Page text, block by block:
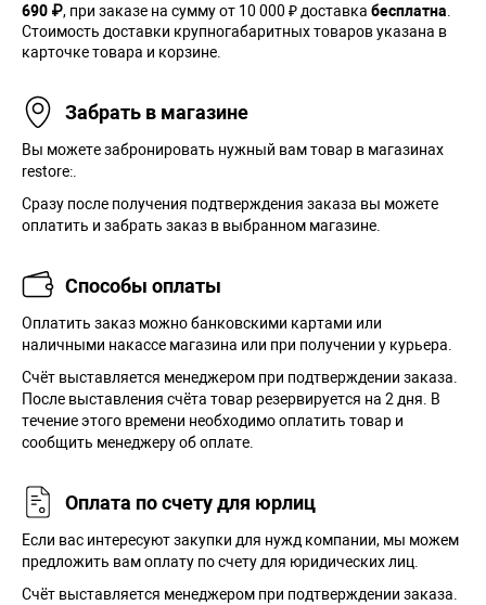
690 ₽, при заказе на сумму от 10 000 ₽ доставка бесплатна
Стоимость доставки крупногабаритных товаров указана в
карточке товара и корзине.
Забрать в магазине
Вы можете забронировать нужный вам товар в магазинах
restore:.
Сразу после получения подтверждения заказа вы можете
оплатить и забрать заказ в выбранном магазине.
Способы оплаты
Оплатить заказ можно банковскими картами или
наличными накассе магазина или при получении у курьера.
Cчёт выставляется менеджером при подтверждении заказа.
После выставления счёта товар резервируется на 2 дня. В
течение этого времени необходимо оплатить товар и
сообщить менеджеру об оплате.
Оплата по счету для юрлиц
Если вас интересуют закупки для нужд компании, мы можем
предложить вам оплату по счету для юридических лиц.
Счёт выставляется менеджером при подтверждении заказа.